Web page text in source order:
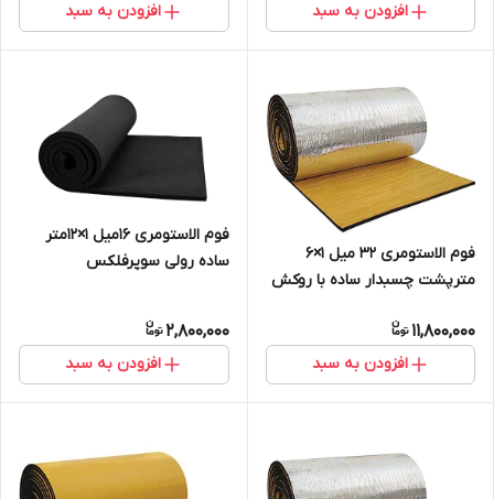
افزودن به سبد افزودن به سبد
فوم الاستومری 32 میل 1×6
مترپشت چسبدار ساده با روکش
11,800,000
افزودن به سبد
فوم الاستومری 16میل 1×12متر
ساده رولی سوپرفلکس
2,800,000
افزودن به سبد